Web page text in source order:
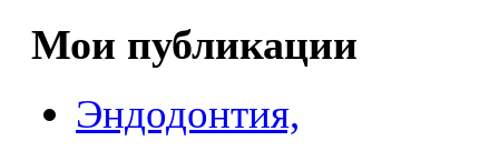
Мои публикации
Эндодонтия,